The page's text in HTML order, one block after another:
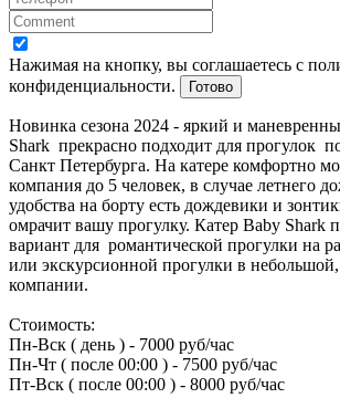
Нажимая на кнопку, вы соглашаетесь с
конфиденциальности.
Готово
Новинка сезона 2024 - яркий и
Shark прекрасно подходит для прогулок
Санкт Петербурга. На катере комфортно
компания до 5 человек, в случае летнего
удобства на борту есть дождевики и
омрачит вашу прогулку. Катер Baby Shark
вариант для романтической прогулки на
или экскурсионной прогулки в
компании.
Стоимость:
Пн-Вск ( день ) - 7000 руб/час
Пн-Чт ( после 00:00 ) - 7500 руб/час
Пт-Вск ( после 00:00 ) - 8000 руб/час